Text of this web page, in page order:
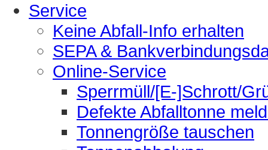
Service
Keine Abfall-Info erhalten
SEPA &
Online-Service
Sperrmüll/[E-]Schrott/
Defekte Abfalltonne
Tonnengröße tauschen